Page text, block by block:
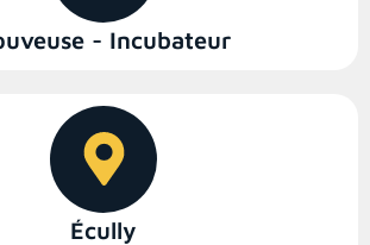
- Incubateur
Écully